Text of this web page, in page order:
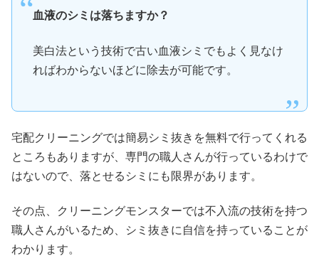
血液のシミは落ちますか？
美白法という技術で古い血液シミでもよく見なけ
ればわからないほどに除去が可能です。
宅配クリーニングでは簡易シミ抜きを無料で行ってくれる
ところもありますが、専門の職人さんが行っているわけで
はないので、落とせるシミにも限界があります。
その点、クリーニングモンスターでは不入流の技術を持つ
職人さんがいるため、シミ抜きに自信を持っていることが
わかります。